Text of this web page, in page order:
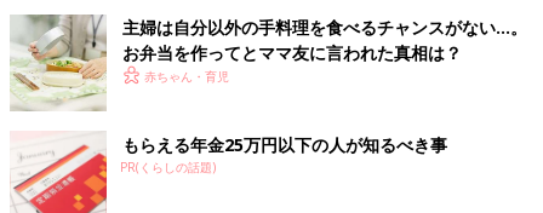
「私の絶景星空はモンゴルです。
果てしなく続く大草原の上空で輝く満天の星。人工衛星も見え
て、宇宙を感じることができました」
飛んでいて、クリスマスツリーのようでした」
「断然、アメリカのグランドキャニオンです。
主婦は自分以外の手料理を食べるチャンスがない…。
お弁当を作ってとママ友に言われた真相は？
赤ちゃん・育児
もらえる年金25万円以下の人が知るべき事
PR(くらしの話題)